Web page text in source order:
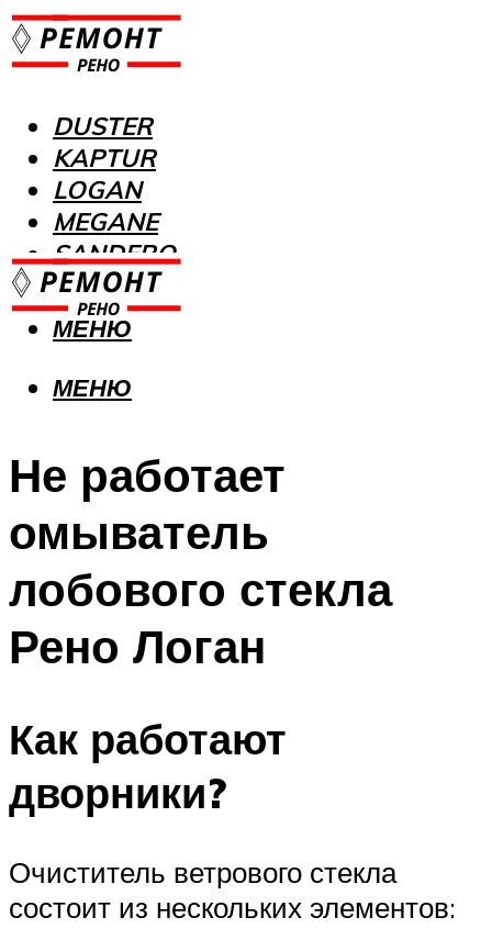
DUSTER
KAPTUR
LOGAN
MEGANE
SANDERO
МЕНЮ
МЕНЮ
Не работает
омыватель
лобового стекла
Рено Логан
Как работают
дворники?
Очиститель ветрового стекла
состоит из нескольких элементов: